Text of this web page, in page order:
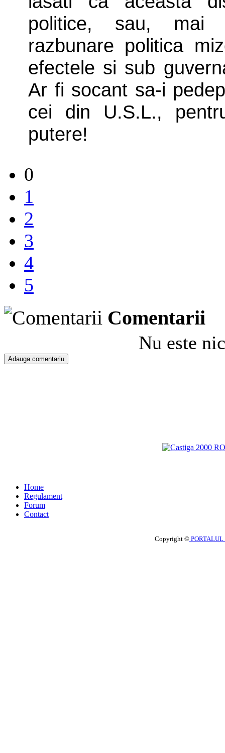
politice, sau, mai
razbunare politica
efectele si sub
Ar fi socant sa-i
cei din U.S.L.,
putere!
0
1
2
3
4
5
Comentarii
Nu este
Home
Regulament
Forum
Contact
Copyright ©PORTALUL